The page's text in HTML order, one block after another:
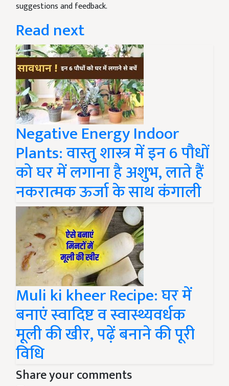
suggestions and feedback.
Read next
Negative Energy Indoor
Plants: वास्तु शास्त्र में इन 6 पौधों
को घर में लगाना है अशुभ, लाते हैं
नकरात्मक ऊर्जा के साथ कंगाली
Muli ki kheer Recipe: घर में
बनाएं स्वादिष्ट व स्वास्थ्यवर्धक
मूली की खीर, पढ़ें बनाने की पूरी
विधि
Share your comments